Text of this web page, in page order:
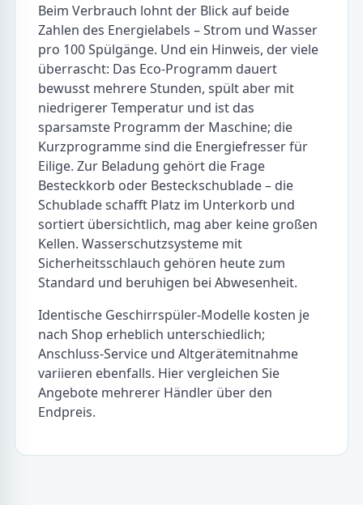
Beim Verbrauch lohnt der Blick auf beide
Zahlen des Energielabels – Strom und Wasser
pro 100 Spülgänge. Und ein Hinweis, der viele
überrascht: Das Eco-Programm dauert
bewusst mehrere Stunden, spült aber mit
niedrigerer Temperatur und ist das
sparsamste Programm der Maschine; die
Kurzprogramme sind die Energiefresser für
Eilige. Zur Beladung gehört die Frage
Besteckkorb oder Besteckschublade – die
Schublade schafft Platz im Unterkorb und
sortiert übersichtlich, mag aber keine großen
Kellen. Wasserschutzsysteme mit
Sicherheitsschlauch gehören heute zum
Standard und beruhigen bei Abwesenheit.
Identische Geschirrspüler-Modelle kosten je
nach Shop erheblich unterschiedlich;
Anschluss-Service und Altgerätemitnahme
variieren ebenfalls. Hier vergleichen Sie
Angebote mehrerer Händler über den
Endpreis.